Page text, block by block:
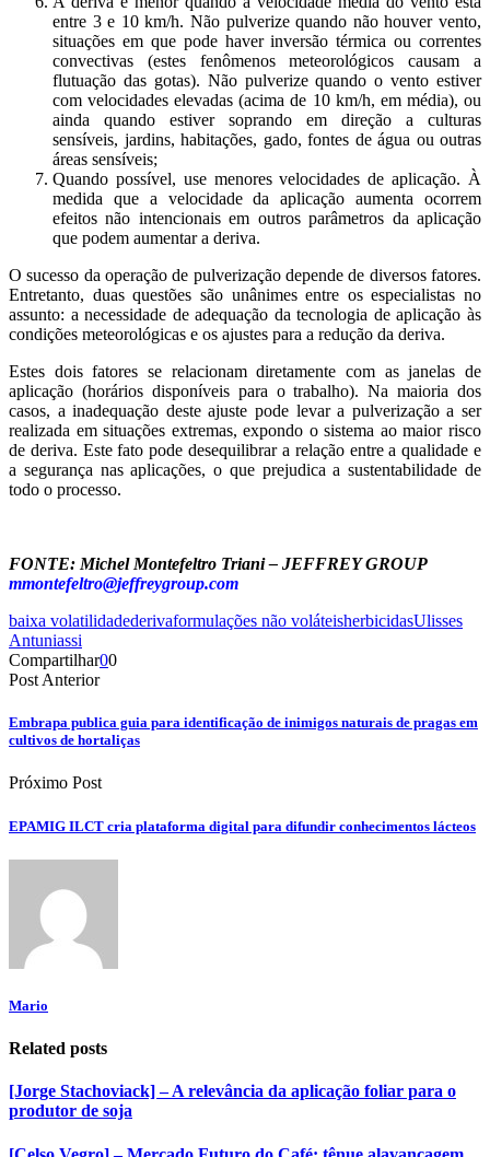
entre 3 e 10 km/h. Não pulverize quando não houver vento,
situações em que pode haver inversão térmica ou correntes
convectivas (estes fenômenos meteorológicos causam a
flutuação das gotas). Não pulverize quando o vento estiver
com velocidades elevadas (acima de 10 km/h, em média), ou
ainda quando estiver soprando em direção a culturas
sensíveis, jardins, habitações, gado, fontes de água ou outras
áreas sensíveis;
Quando possível, use menores velocidades de aplicação. À
medida que a velocidade da aplicação aumenta ocorrem
efeitos não intencionais em outros parâmetros da aplicação
que podem aumentar a deriva.
O sucesso da operação de pulverização depende de diversos fatores.
Entretanto, duas questões são unânimes entre os especialistas no
assunto: a necessidade de adequação da tecnologia de aplicação às
condições meteorológicas e os ajustes para a redução da deriva.
Estes dois fatores se relacionam diretamente com as janelas de
aplicação (horários disponíveis para o trabalho). Na maioria dos
casos, a inadequação deste ajuste pode levar a pulverização a ser
realizada em situações extremas, expondo o sistema ao maior risco
de deriva. Este fato pode desequilibrar a relação entre a qualidade e
a segurança nas aplicações, o que prejudica a sustentabilidade de
todo o processo.
FONTE: Michel Montefeltro Triani – JEFFREY GROUP
mmontefeltro@jeffreygroup.com
baixa volatilidadederivaformulações não voláteisherbicidasUlisses
Antuniassi
Compartilhar00
Post Anterior
Embrapa publica guia para identificação de inimigos naturais de pragas em
cultivos de hortaliças
Próximo Post
EPAMIG ILCT cria plataforma digital para difundir conhecimentos lácteos
Mario
Related posts
[Jorge Stachoviack] – A relevância da aplicação foliar para o
produtor de soja